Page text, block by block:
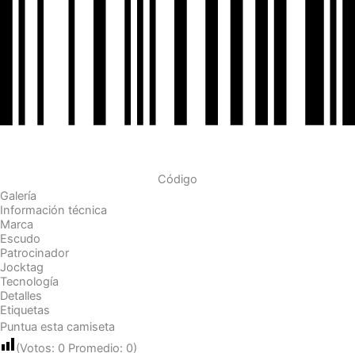
Código
Galería
Información técnica
Marca
Escudo
Patrocinador
Jocktag
Tecnología
Detalles
Etiquetas
Puntua esta camiseta
(Votos: 0 Promedio: 0)